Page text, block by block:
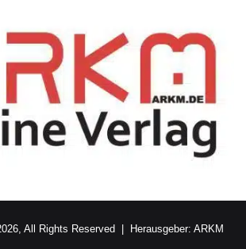
All Rights Reserved | Herausgeber: ARKM